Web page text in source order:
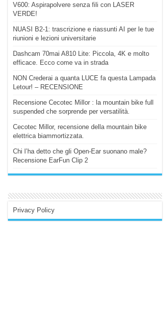
V600: Aspirapolvere senza fili con LASER
VERDE!
NUASI B2-1: trascrizione e riassunti AI per le tue
riunioni e lezioni universitarie
Dashcam 70mai A810 Lite: Piccola, 4K e molto
efficace. Ecco come va in strada
NON Crederai a quanta LUCE fa questa Lampada
Letour! – RECENSIONE
Recensione Cecotec Millor : la mountain bike full
suspended che sorprende per versatilità.
Cecotec Millor, recensione della mountain bike
elettrica biammortizzata.
Chi l’ha detto che gli Open-Ear suonano male?
Recensione EarFun Clip 2
Privacy Policy